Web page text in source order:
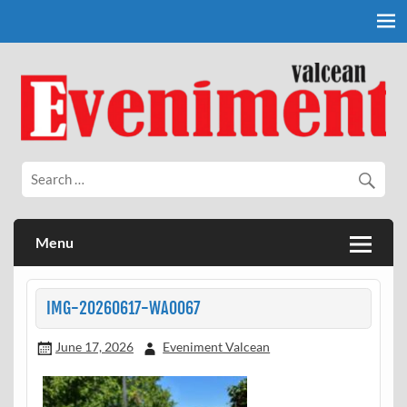
Eveniment Valcean
Menu
IMG-20260617-WA0067
June 17, 2026 Eveniment Valcean